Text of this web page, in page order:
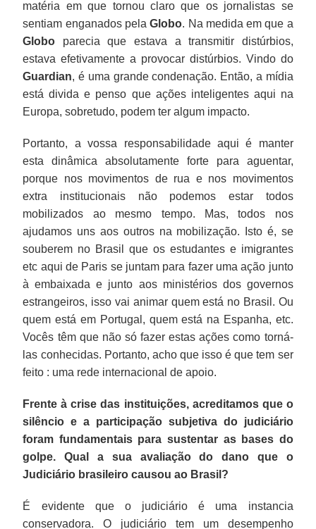
matéria em que tornou claro que os jornalistas se
sentiam enganados pelaGlobo. Na medida em que a
Globo parecia que estava a transmitir distúrbios,
estava efetivamente a provocar distúrbios. Vindo do
Guardian, é uma grande condenação. Então, a mídia
está divida e penso que ações inteligentes aqui na
Europa, sobretudo, podem ter algum impacto.
Portanto, a vossa responsabilidade aqui é manter
esta dinâmica absolutamente forte para aguentar,
porque nos movimentos de rua e nos movimentos
extra institucionais não podemos estar todos
mobilizados ao mesmo tempo. Mas, todos nos
ajudamos uns aos outros na mobilização. Isto é, se
souberem no Brasil que os estudantes e imigrantes
etc aqui de Paris se juntam para fazer uma ação junto
à embaixada e junto aos ministérios dos governos
estrangeiros, isso vai animar quem está no Brasil. Ou
quem está em Portugal, quem está na Espanha, etc.
Vocês têm que não só fazer estas ações como torná-
las conhecidas. Portanto, acho que isso é que tem ser
feito : uma rede internacional de apoio.
Frente à crise das instituições, acreditamos que o
silêncio e a participação subjetiva do judiciário
foram fundamentais para sustentar as bases do
golpe. Qual a sua avaliação do dano que o
Judiciário brasileiro causou ao Brasil?
É evidente que o judiciário é uma instancia
conservadora. O judiciário tem um desempenho